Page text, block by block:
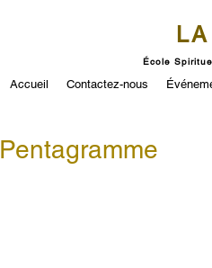
École
Accueil Contactez-nous
Pentagramme